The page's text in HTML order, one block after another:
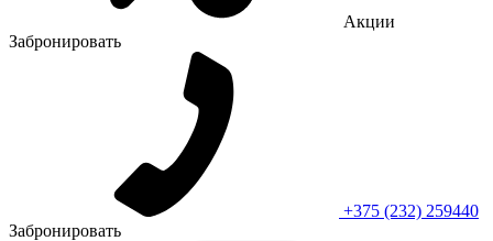
Акции
Забронировать
+375 (232) 259440
Забронировать